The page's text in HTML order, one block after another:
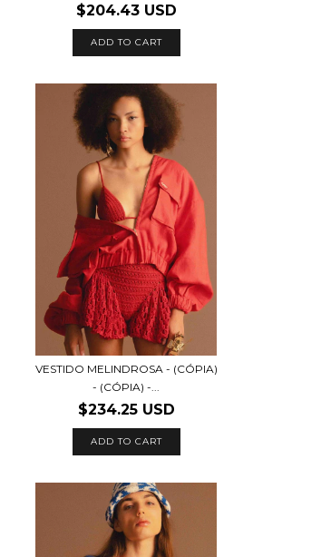
$204.43 USD
ADD TO CART
VESTIDO MELINDROSA - (CÓPIA)
- (CÓPIA) -...
$234.25 USD
ADD TO CART